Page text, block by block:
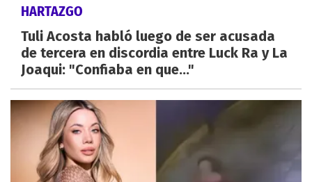
HARTAZGO
Tuli Acosta habló luego de ser acusada
de tercera en discordia entre Luck Ra y La
Joaqui: "Confiaba en que..."